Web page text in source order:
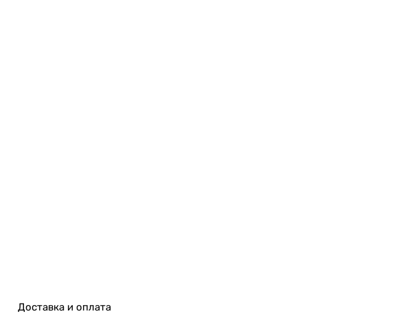
Доставка и оплата